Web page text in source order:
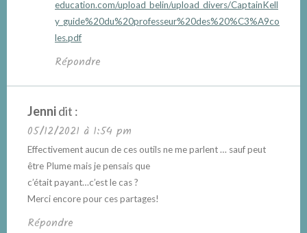
education.com/upload_belin/upload_divers/CaptainKell
y_guide%20du%20professeur%20des%20%C3%A9co
les.pdf
Répondre
Jennidit :
05/12/2021 à 1:54 pm
Effectivement aucun de ces outils ne me parlent … sauf peut
être Plume mais je pensais que
c’était payant…c’est le cas ?
Merci encore pour ces partages!
Répondre